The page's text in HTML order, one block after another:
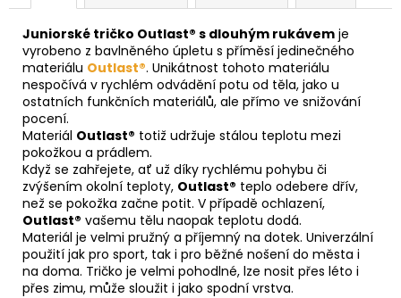
Juniorské tričko Outlast® s dlouhým rukávem je
vyrobeno z bavlněného úpletu s příměsí jedinečného
materiálu Outlast®. Unikátnost tohoto materiálu
nespočívá v rychlém odvádění potu od těla, jako u
ostatních funkčních materiálů, ale přímo ve snižování
pocení.
Materiál Outlast® totiž udržuje stálou teplotu mezi
pokožkou a prádlem.
Když se zahřejete, ať už díky rychlému pohybu či
zvýšením okolní teploty, Outlast® teplo odebere dřív,
než se pokožka začne potit. V případě ochlazení,
Outlast® vašemu tělu naopak teplotu dodá.
Materiál je velmi pružný a příjemný na dotek. Univerzální
použití jak pro sport, tak i pro běžné nošení do města i
na doma. Tričko je velmi pohodlné, lze nosit přes léto i
přes zimu, může sloužit i jako spodní vrstva.